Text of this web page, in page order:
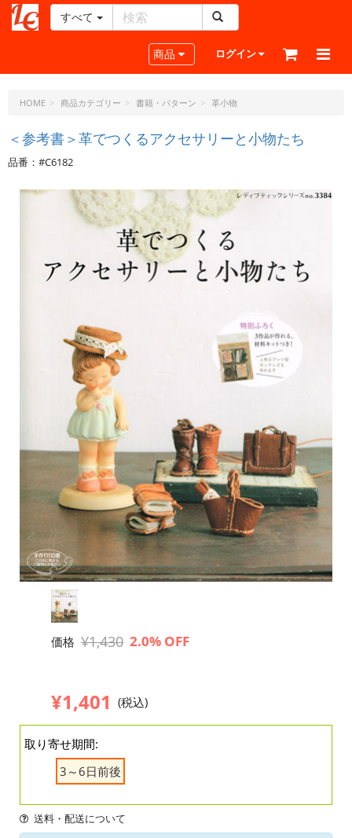
ー
ラ
ト・
ド
ッ
ト・
すべて
Toggle navigation
商品 ログイン
HOME 商品カテゴリー 書籍・パターン 革小物
＜参考書＞革でつくるアクセサリーと小物たち
品番：#C6182
価格 ¥1,430 2.0% OFF
¥1,401 (税込)
取り寄せ期間:
3～6日前後
送料・配送について